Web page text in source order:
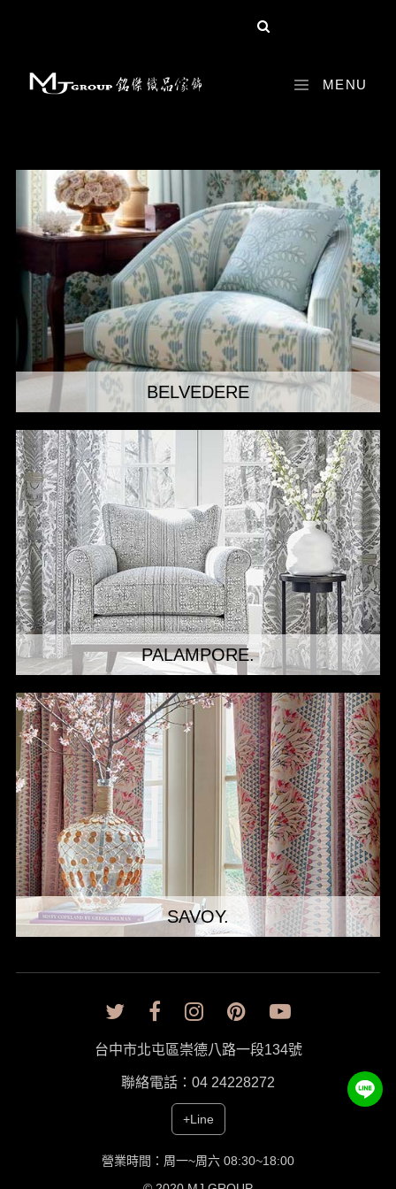
MENU
BELVEDERE
PALAMPORE.
SAVOY.
台中市北屯區崇德八路一段134號
聯絡電話：04 24228272
+Line
營業時間：周一~周六 08:30~18:00